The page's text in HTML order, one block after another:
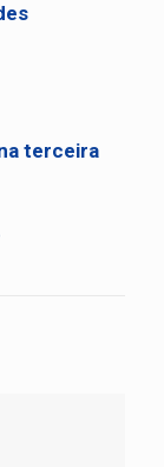
terceira